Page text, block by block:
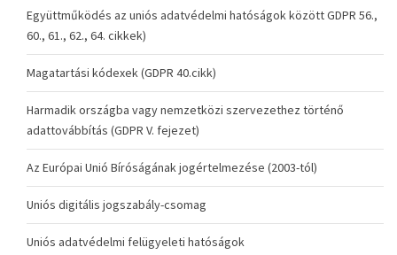
Együttműködés az uniós adatvédelmi hatóságok között GDPR 56.,
60., 61., 62., 64. cikkek)
Magatartási kódexek (GDPR 40.cikk)
Harmadik országba vagy nemzetközi szervezethez történő
adattovábbítás (GDPR V. fejezet)
Az Európai Unió Bíróságának jogértelmezése (2003-tól)
Uniós digitális jogszabály-csomag
Uniós adatvédelmi felügyeleti hatóságok